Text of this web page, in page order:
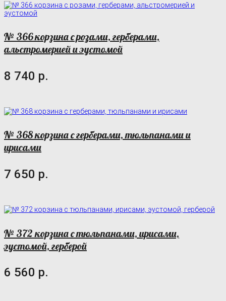
№ 366 корзина с розами, герберами,
альстромерией и эустомой
8 740 р.
№ 368 корзина с герберами, тюльпанами и
ирисами
7 650 р.
№ 372 корзина с тюльпанами, ирисами,
эустомой, герберой
6 560 р.